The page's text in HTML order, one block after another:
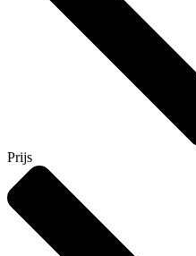
Prijs